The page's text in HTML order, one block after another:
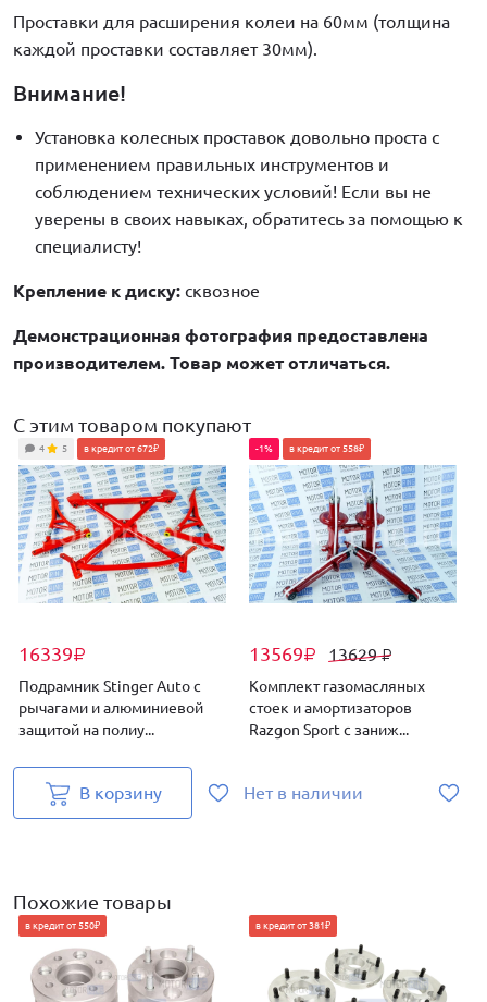
Проставки для расширения колеи на 60мм (толщина
каждой проставки составляет 30мм).
Внимание!
Установка колесных проставок довольно проста с
применением правильных инструментов и
соблюдением технических условий! Если вы не
уверены в своих навыках, обратитесь за помощью к
специалисту!
Крепление к диску: сквозное
Демонстрационная фотография предоставлена
производителем. Товар может отличаться.
С этим товаром покупают
16339₽
4 5 в кредит от 672₽
Подрамник Stinger Auto с
рычагами и алюминиевой
защитой на полиу...
В корзину
13569₽ 13629₽
-1% в кредит от 558₽
Комплект газомасляных
стоек и амортизаторов
Razgon Sport с заниж...
Нет в наличии
Похожие товары
в кредит от 550₽ в кредит от 381₽